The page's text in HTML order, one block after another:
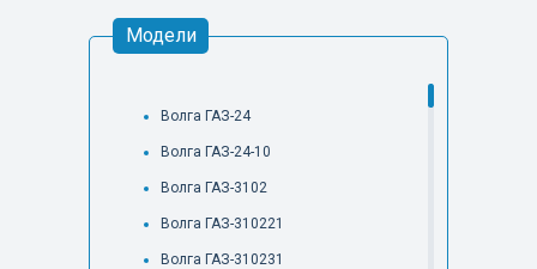
Волга ГАЗ-24
Волга ГАЗ-24-10
Волга ГАЗ-3102
Волга ГАЗ-310221
Волга ГАЗ-310231
Модели